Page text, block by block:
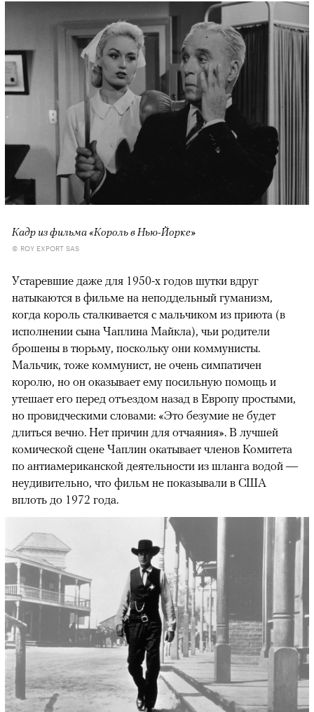
Кадр из фильма «Король в Нью-Йорке»
© ROY EXPORT SAS
Устаревшие даже для 1950-х годов шутки вдруг
натыкаются в фильме на неподдельный гуманизм,
когда король сталкивается с мальчиком из приюта (в
исполнении сына Чаплина Майкла), чьи родители
брошены в тюрьму, поскольку они коммунисты.
Мальчик, тоже коммунист, не очень симпатичен
королю, но он оказывает ему посильную помощь и
утешает его перед отъездом назад в Европу простыми,
но провидческими словами: «Это безумие не будет
длиться вечно. Нет причин для отчаяния». В лучшей
комической сцене Чаплин окатывает членов Комитета
по антиамериканской деятельности из шланга водой —
неудивительно, что фильм не показывали в США
вплоть до 1972 года.